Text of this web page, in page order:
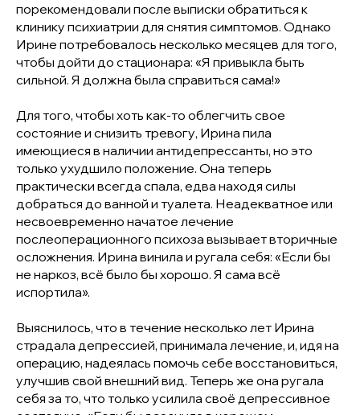
порекомендовали после выписки обратиться к
клинику психиатрии для снятия симптомов. Однако
Ирине потребовалось несколько месяцев для того,
чтобы дойти до стационара: «Я привыкла быть
сильной. Я должна была справиться сама!»
Для того, чтобы хоть как-то облегчить свое
состояние и снизить тревогу, Ирина пила
имеющиеся в наличии антидепрессанты, но это
только ухудшило положение. Она теперь
практически всегда спала, едва находя силы
добраться до ванной и туалета. Неадекватное или
несвоевременно начатое лечение
послеоперационного психоза вызывает вторичные
осложнения. Ирина винила и ругала себя: «Если бы
не наркоз, всё было бы хорошо. Я сама всё
испортила».
Выяснилось, что в течение несколько лет Ирина
страдала депрессией, принимала лечение, и, идя на
операцию, надеялась помочь себе восстановиться,
улучшив свой внешний вид. Теперь же она ругала
себя за то, что только усилила своё депрессивное